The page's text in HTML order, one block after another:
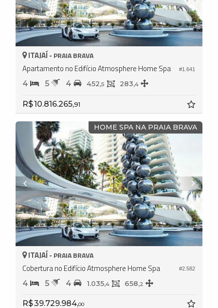
#1.641
ITAJAÍ - PRAIA BRAVA
Apartamento no Edifício Atmosphere Home Spa
4 5 4 452,5 283,4
R$ 10.816.265,91
HOME SPA NA PRAIA BRAVA
#2.582
ITAJAÍ - PRAIA BRAVA
Cobertura no Edifício Atmosphere Home Spa
4 5 4 1.035,4 658,2
R$ 39.729.984,00